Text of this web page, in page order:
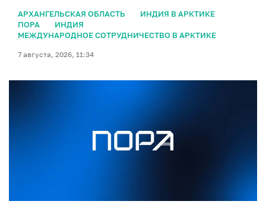
АРХАНГЕЛЬСКАЯ ОБЛАСТЬ
ИНДИЯ В АРКТИКЕ
ПОРА
ИНДИЯ
МЕЖДУНАРОДНОЕ СОТРУДНИЧЕСТВО В АРКТИКЕ
7 августа, 2026, 11:34